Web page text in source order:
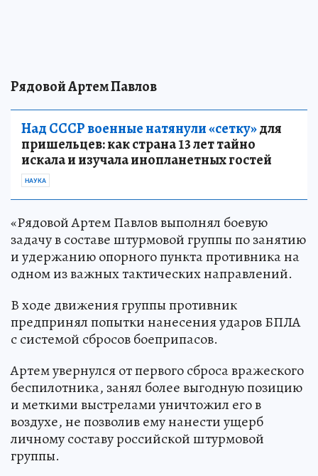
Рядовой Артем Павлов
Над СССР военные натянули «сетку»для
пришельцев: как страна 13 лет тайно
искала и изучала инопланетных гостей
НАУКА
«Рядовой Артем Павлов выполнял боевую
задачу в составе штурмовой группы по занятию
и удержанию опорного пункта противника на
одном из важных тактических направлений.
В ходе движения группы противник
предпринял попытки нанесения ударов БПЛА
с системой сбросов боеприпасов.
Артем увернулся от первого сброса вражеского
беспилотника, занял более выгодную позицию
и меткими выстрелами уничтожил его в
воздухе, не позволив ему нанести ущерб
личному составу российской штурмовой
группы.